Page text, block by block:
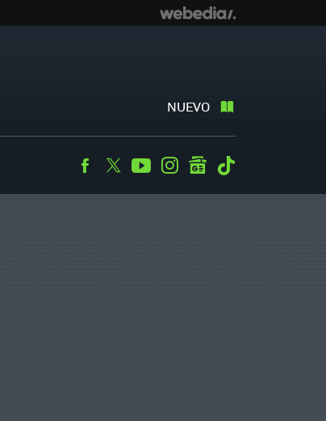
NUEVO
Facebook
TwitterYoutubeInstagramgooglenews